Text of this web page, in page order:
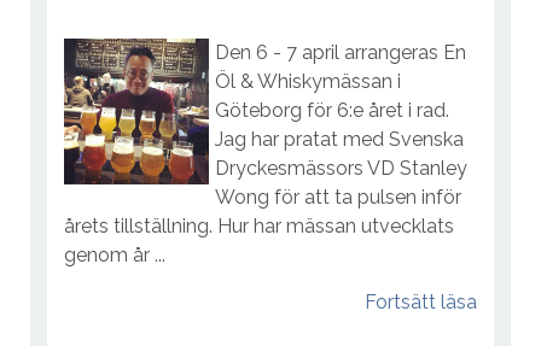
Den 6 - 7 april arrangeras En
Öl & Whiskymässan i
Göteborg för 6:e året i rad.
Jag har pratat med Svenska
Dryckesmässors VD Stanley
Wong för att ta pulsen inför
årets tillställning. Hur har mässan utvecklats
genom år ...
Fortsätt läsa